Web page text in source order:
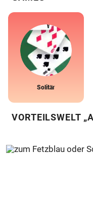
Solitär
VORTEILSWELT